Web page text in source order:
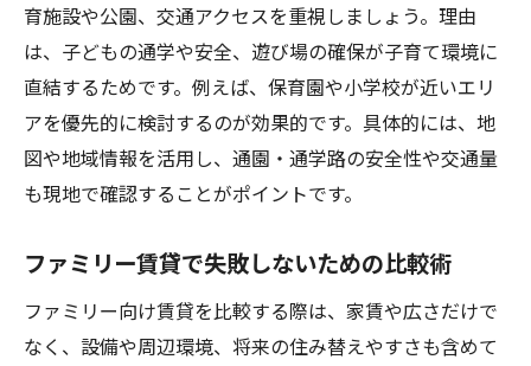
育施設や公園、交通アクセスを重視しましょう。理由
は、子どもの通学や安全、遊び場の確保が子育て環境に
直結するためです。例えば、保育園や小学校が近いエリ
アを優先的に検討するのが効果的です。具体的には、地
図や地域情報を活用し、通園・通学路の安全性や交通量
も現地で確認することがポイントです。
ファミリー賃貸で失敗しないための比較術
ファミリー向け賃貸を比較する際は、家賃や広さだけで
なく、設備や周辺環境、将来の住み替えやすさも含めて